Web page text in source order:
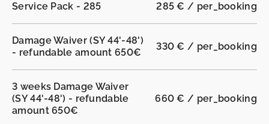
Service Pack - 285
285 € / per_booking
Damage Waiver (SY 44'-48')
- refundable amount 650€
330 € / per_booking
3 weeks Damage Waiver
(SY 44'-48') - refundable
amount 650€
660 € / per_booking